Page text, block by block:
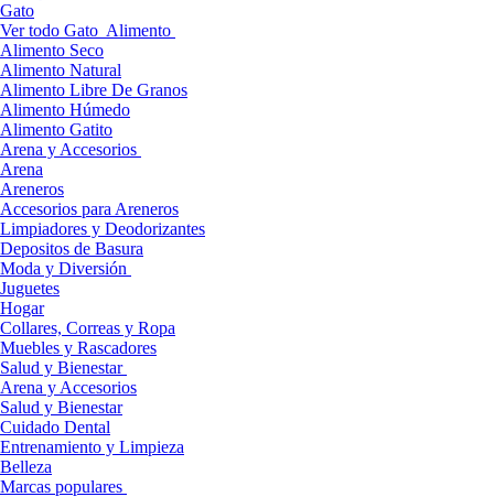
Gato
Ver todo Gato Alimento
Alimento Seco
Alimento Natural
Alimento Libre De Granos
Alimento Húmedo
Alimento Gatito
Arena y Accesorios
Arena
Areneros
Accesorios para Areneros
Limpiadores y Deodorizantes
Depositos de Basura
Moda y Diversión
Juguetes
Hogar
Collares, Correas y Ropa
Muebles y Rascadores
Salud y Bienestar
Arena y Accesorios
Salud y Bienestar
Cuidado Dental
Entrenamiento y Limpieza
Belleza
Marcas populares